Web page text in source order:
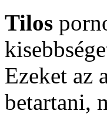
Tilos
Ezeket az
betartani,